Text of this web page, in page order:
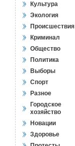
Культура
Экология
Происшествия
Криминал
Общество
Политика
Выборы
Спорт
Разное
Городское
хозяйство
Новации
Здоровье